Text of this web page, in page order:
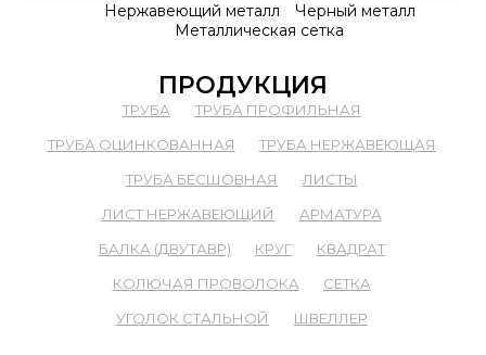
Нержавеющий металл
Черный металл
Металлическая сетка
ПРОДУКЦИЯ
ТРУБА
ТРУБА ПРОФИЛЬНАЯ
ТРУБА ОЦИНКОВАННАЯ
ТРУБА НЕРЖАВЕЮЩАЯ
ТРУБА БЕСШОВНАЯ
ЛИСТЫ
ЛИСТ НЕРЖАВЕЮЩИЙ
АРМАТУРА
БАЛКА (ДВУТАВР)
КРУГ
КВАДРАТ
КОЛЮЧАЯ ПРОВОЛОКА
СЕТКА
УГОЛОК СТАЛЬНОЙ
ШВЕЛЛЕР